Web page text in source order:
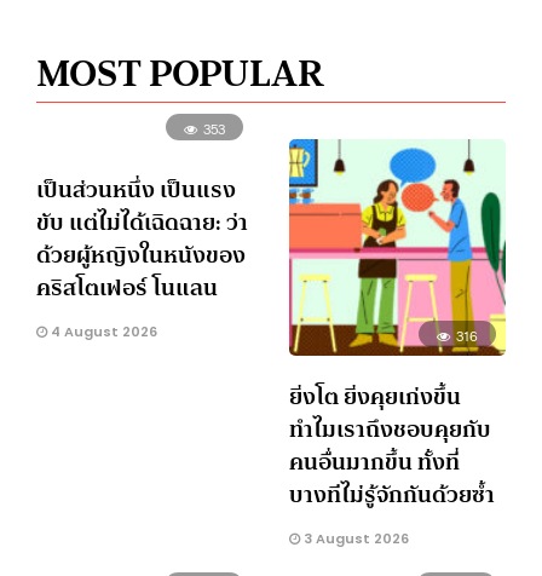
MOST POPULAR
353
เป็นส่วนหนึ่ง เป็นแรง
ขับ แต่ไม่ได้เฉิดฉาย: ว่า
ด้วยผู้หญิงในหนังของ
คริสโตเฟอร์ โนแลน
4 August 2026 316
ยิ่งโต ยิ่งคุยเก่งขึ้น
ทำไมเราถึงชอบคุยกับ
คนอื่นมากขึ้น ทั้งที่
บางทีไม่รู้จักกันด้วยซ้ำ
3 August 2026